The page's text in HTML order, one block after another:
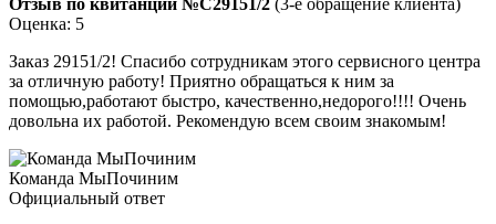
Оценка: 5
Заказ 29151/2! Спасибо сотрудникам этого сервисного центра
за отличную работу! Приятно обращаться к ним за
помощью,работают быстро, качественно,недорого!!!! Очень
довольна их работой. Рекомендую всем своим знакомым!
Команда МыПочиним
Официальный ответ